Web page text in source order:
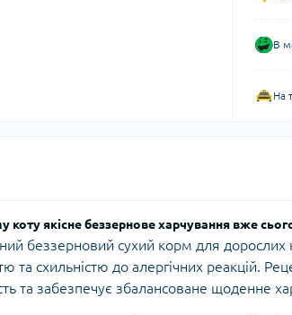
В
На
якісне беззернове харчування вже
беззерновий сухий корм для дорослих
схильністю до алергічних реакцій.
та забезпечує збалансоване щоденне